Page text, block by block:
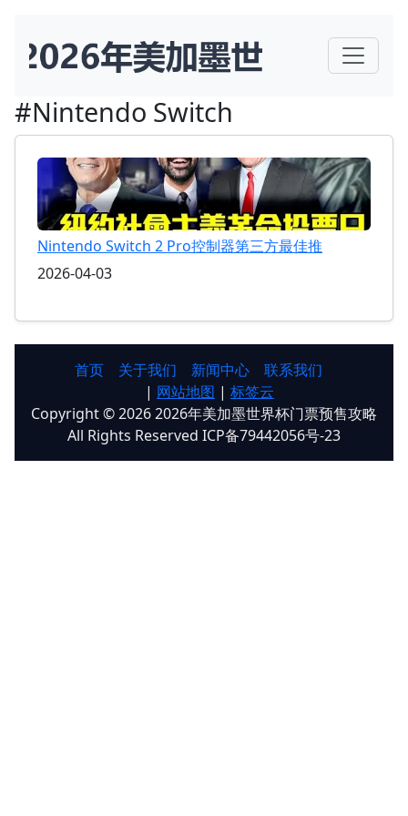
#Nintendo Switch
Nintendo Switch 2 Pro控制器第三方最佳推
2026-04-03
首页 关于我们 新闻中心
联系我们
| 网站地图 | 标签云
Copyright © 2026 2026年美加墨世界杯门票预售攻略
All Rights Reserved ICP备79442056号-23